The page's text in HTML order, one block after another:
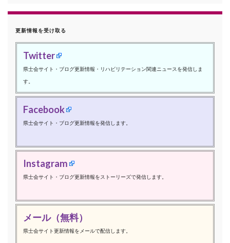
更新情報を受け取る
Twitter
県士会サイト・ブログ更新情報・リハビリテーション関連ニュースを発信しま
す。
Facebook
県士会サイト・ブログ更新情報を発信します。
Instagram
県士会サイト・ブログ更新情報をストーリーズで発信します。
メール（無料）
県士会サイト更新情報をメールで配信します。